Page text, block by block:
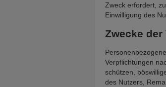
Zweck erfordert,
Einwilligung des
Zwecke der
Verpflichtungen
schützen,
des Nutzers,